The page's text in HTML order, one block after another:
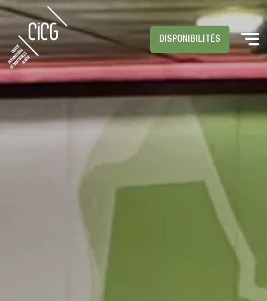
DISPONIBILITÉS